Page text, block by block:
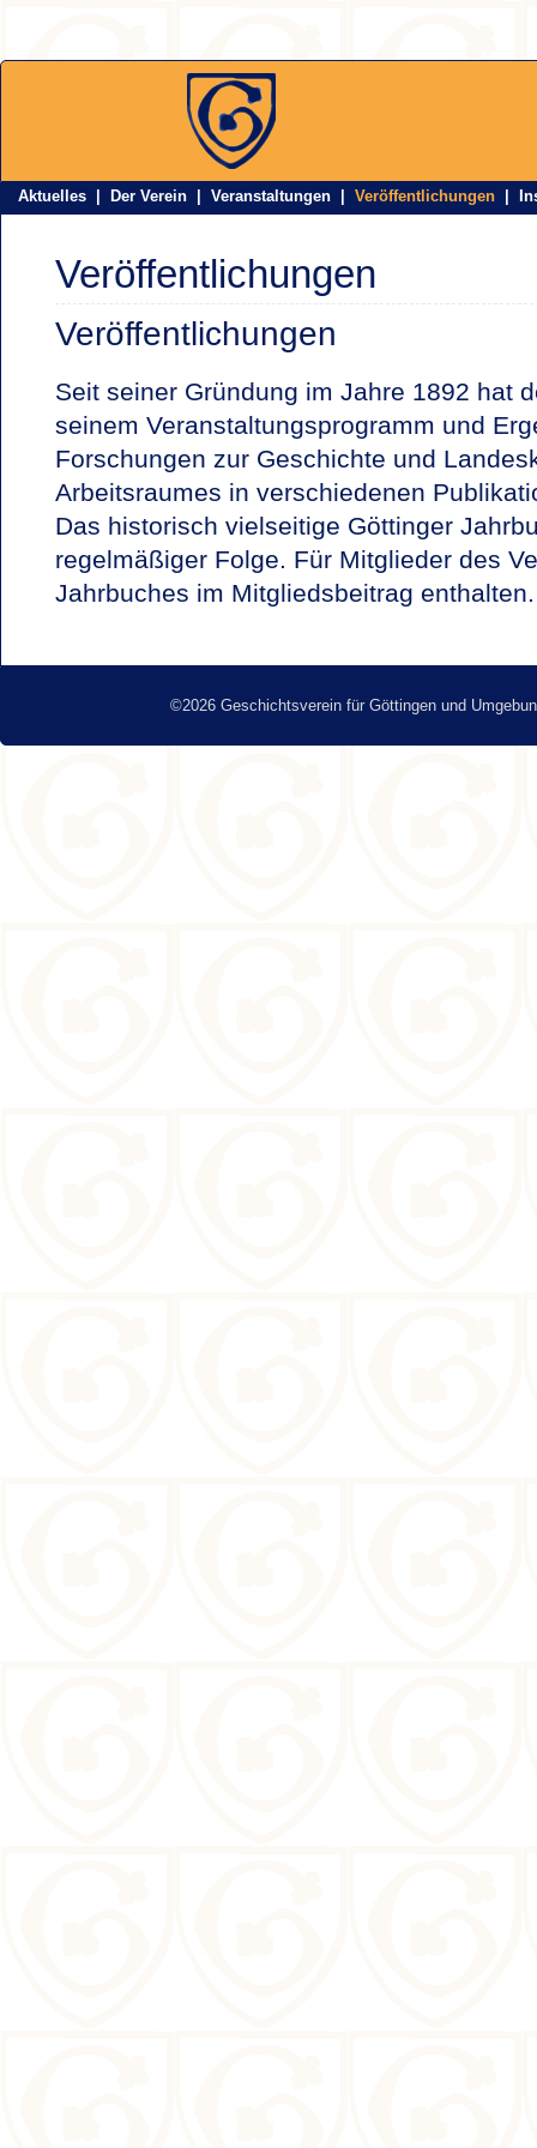
Aktuelles Der Verein Veranstaltungen Veröffentlichungen
Veröffentlichungen
Veröffentlichungen
Seit seiner Gründung im Jahre 1892 hat
seinem Veranstaltungsprogramm und
Forschungen zur Geschichte und
Arbeitsraumes in verschiedenen
Das historisch vielseitige Göttinger
regelmäßiger Folge. Für Mitglieder des
Jahrbuches im Mitgliedsbeitrag enthalten.
©2026 Geschichtsverein für Göttingen und